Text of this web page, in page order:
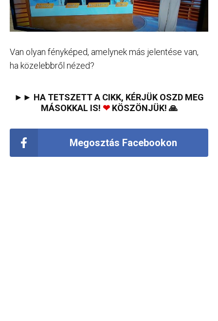
Van olyan fényképed, amelynek más jelentése van,
ha közelebbről nézed?
►► HA TETSZETT A CIKK, KÉRJÜK OSZD MEG
MÁSOKKAL IS! ❤KÖSZÖNJÜK! 🙏
Megosztás Facebookon